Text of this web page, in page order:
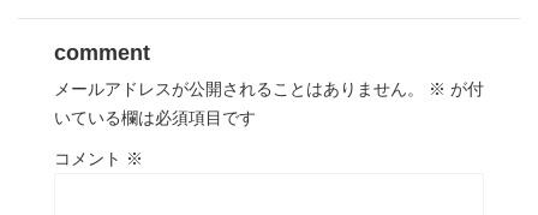
comment
メールアドレスが公開されることはありません。 ※ が付
いている欄は必須項目です
コメント ※